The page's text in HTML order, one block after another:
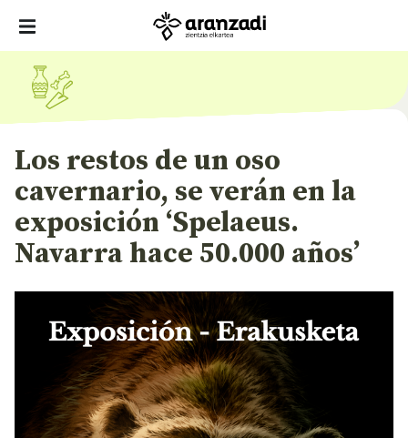
Los restos de un oso
cavernario, se verán en la
exposición ‘Spelaeus.
Navarra hace 50.000 años’